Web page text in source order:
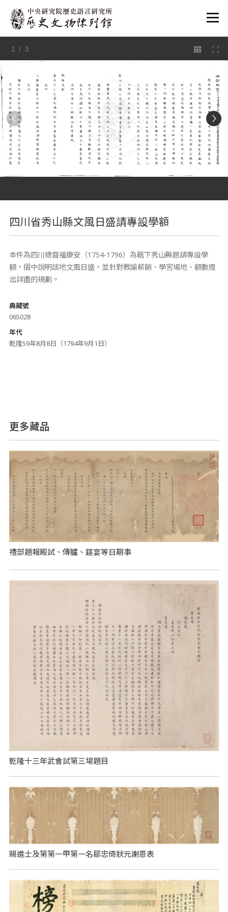
:::
1 / 3
四川省秀山縣文風日盛請專設學額
本件為四川總督福康安（1754-1796）為轄下秀山縣題請專設學
額，摺中說明該地文風日盛，並針對教諭薪餉、學宮場地、額數提
出詳盡的規劃。
典藏號
065028
年代
乾隆59年8月8日（1794年9月1日）
更多藏品
禮部題報殿試、傳臚、筵宴等日期事
乾隆十三年武會試第三場題目
賜進士及第第一甲第一名鄒忠倚狀元謝恩表